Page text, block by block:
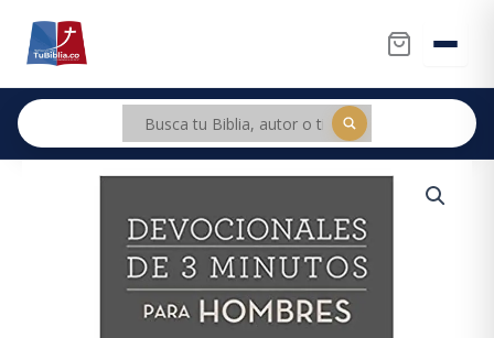
contenido